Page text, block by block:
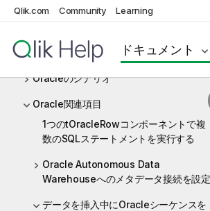
Qlik.com Community Learning
ドキュメント
OpenAI
Oracleコンポーネント
Oracleのシナリオ
Oracle関連項目
1つのtOracleRowコンポーネントで複
数のSQLステートメントを実行する
Oracle Autonomous Data
Warehouseへのメタデータ接続を設定
データを挿入中にOracleシーケンスを